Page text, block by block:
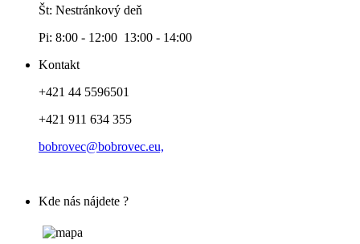
Št: Nestránkový deň
Pi: 8:00 - 12:00 13:00 - 14:00
Kontakt
+421 44 5596501
+421 911 634 355
bobrovec@bobrovec.eu,
Kde nás nájdete ?